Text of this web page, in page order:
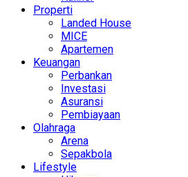
Properti
Landed House
MICE
Apartemen
Keuangan
Perbankan
Investasi
Asuransi
Pembiayaan
Olahraga
Arena
Sepakbola
Lifestyle